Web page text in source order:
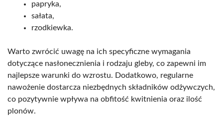
papryka,
sałata,
rzodkiewka.
Warto zwrócić uwagę na ich specyficzne wymagania
dotyczące nasłonecznienia i rodzaju gleby, co zapewni im
najlepsze warunki do wzrostu. Dodatkowo, regularne
nawożenie dostarcza niezbędnych składników odżywczych,
co pozytywnie wpływa na obfitość kwitnienia oraz ilość
plonów.